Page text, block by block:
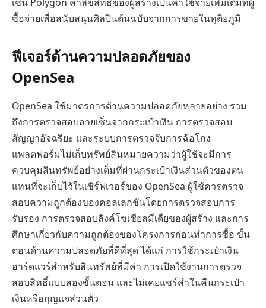
ซื้อจ่ายเพื่อสนับสนุนศิลปินต้นฉบับจากการขายในทุติยภูมิ
ฟีเจอร์ด้านความปลอดภัยของ
OpenSea
OpenSea ใช้มาตรการด้านความปลอดภัยหลายอย่าง รวม
ถึงการตรวจสอบลายเซ็นจากกระเป๋าเงิน การตรวจสอบ
สัญญาอัจฉริยะ และระบบการตรวจจับการฉ้อโกง
แพลตฟอร์มไม่เก็บทรัพย์สินหมายความว่าผู้ใช้จะมีการ
ควบคุมสินทรัพย์อย่างเต็มที่ผ่านกระเป๋าเงินส่วนตัวของตน
แทนที่จะเก็บไว้ในเซิร์ฟเวอร์ของ OpenSea ผู้ใช้ควรตรวจ
สอบความถูกต้องของคอลเลกชันโดยการตรวจสอบการ
รับรอง การตรวจสอบลิงค์โซเชียลมีเดียของผู้สร้าง และการ
ศึกษาเกี่ยวกับความถูกต้องของโครงการก่อนทำการซื้อ ขั้น
ตอนด้านความปลอดภัยที่ดีที่สุด ได้แก่ การใช้กระเป๋าเงิน
ฮาร์ดแวร์สำหรับสินทรัพย์ที่มีค่า การเปิดใช้งานการตรวจ
สอบสิทธิ์แบบสองขั้นตอน และไม่เคยแชร์คำในคืนกระเป๋า
เงินหรือกุญแจส่วนตัว